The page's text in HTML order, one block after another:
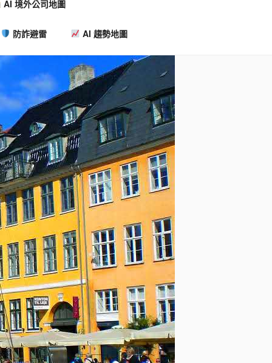
AI 境外公司地圖
防詐避雷 AI 趨勢地圖